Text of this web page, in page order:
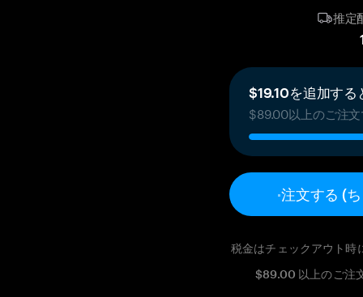
推定
$19.10を追加す
$89.00以上のご注
注文する (
税金はチェックアウト時
$89.00 以上のご注